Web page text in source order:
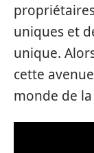
uniques et
unique.
cette
monde de